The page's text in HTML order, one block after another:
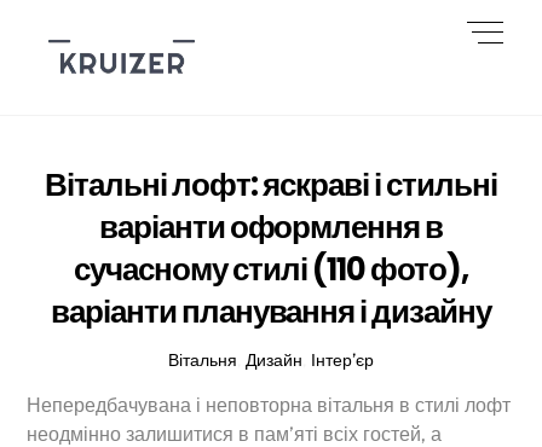
content
Вітальні лофт: яскраві і стильні
варіанти оформлення в
сучасному стилі (110 фото),
варіанти планування і дизайну
Вітальня Дизайн Інтер’єр
Непередбачувана і неповторна вітальня в стилі лофт
неодмінно залишитися в пам’яті всіх гостей, а